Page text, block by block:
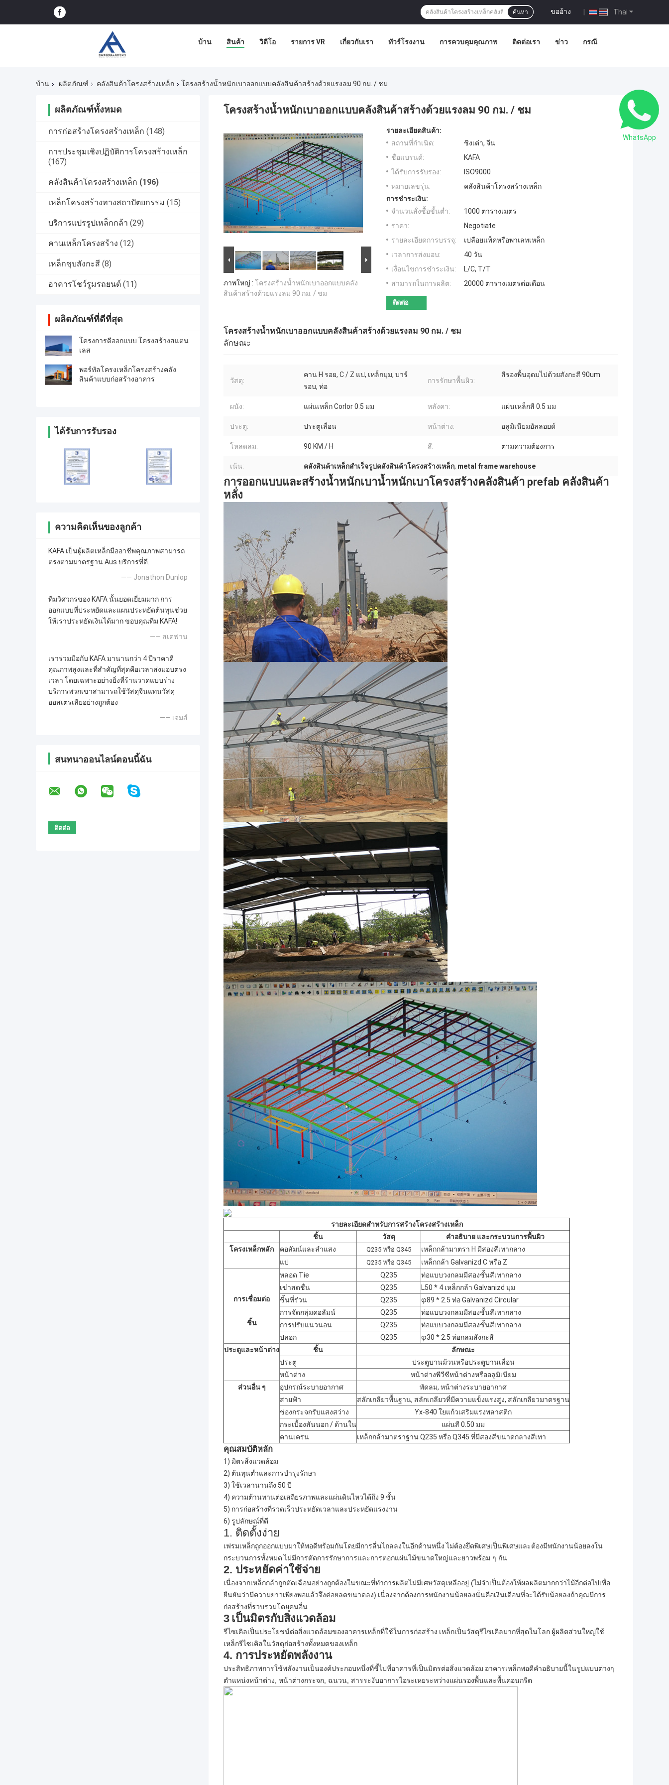
Thai
ขออ้าง |
ค้นหา
บ้าน สินค้า วิดีโอ รายการ VR เกี่ยวกับเรา ทัวร์โรงงาน การควบคุมคุณภาพ ติดต่อเรา ข่าว กรณี
บ้าน ผลิตภัณฑ์ คลังสินค้าโครงสร้างเหล็ก โครงสร้างน้ำหนักเบาออกแบบคลังสินค้าสร้างด้วยแรงลม 90 กม. / ชม
ผลิตภัณฑ์ทั้งหมด
การก่อสร้างโครงสร้างเหล็ก (148)
การประชุมเชิงปฏิบัติการโครงสร้างเหล็ก
(167)
คลังสินค้าโครงสร้างเหล็ก (196)
เหล็กโครงสร้างทางสถาปัตยกรรม (15)
บริการแปรรูปเหล็กกล้า (29)
คานเหล็กโครงสร้าง (12)
เหล็กชุบสังกะสี (8)
อาคารโชว์รูมรถยนต์ (11)
ผลิตภัณฑ์ที่ดีที่สุด
โครงการดีออกแบบ โครงสร้างสแตน
เลส
พอร์ทัลโครงเหล็กโครงสร้างคลัง
สินค้าแบบก่อสร้างอาคาร
ได้รับการรับรอง
ความคิดเห็นของลูกค้า
KAFA เป็นผู้ผลิตเหล็กมืออาชีพคุณภาพสามารถ
ตรงตามมาตรฐาน Aus บริการที่ดี.
—— Jonathon Dunlop
ทีมวิศวกรของ KAFA นั้นยอดเยี่ยมมาก การ
ออกแบบที่ประหยัดและแผนประหยัดต้นทุนช่วย
ให้เราประหยัดเงินได้มาก ขอบคุณทีม KAFA!
—— สเตฟาน
เราร่วมมือกับ KAFA มานานกว่า 4 ปีราคาดี
คุณภาพสูงและที่สำคัญที่สุดคือเวลาส่งมอบตรง
เวลา โดยเฉพาะอย่างยิ่งที่ร้านวาดแบบร่าง
บริการพวกเขาสามารถใช้วัสดุจีนแทนวัสดุ
ออสเตรเลียอย่างถูกต้อง
—— เจมส์
สนทนาออนไลน์ตอนนี้ฉัน
โครงสร้างน้ำหนักเบาออกแบบคลังสินค้าสร้างด้วยแรงลม 90 กม. / ชม
ภาพใหญ่ : โครงสร้างน้ำหนักเบาออกแบบคลัง
สินค้าสร้างด้วยแรงลม 90 กม. / ชม
รายละเอียดสินค้า:
สถานที่กำเนิด:
ชิงเต่า, จีน
ชื่อแบรนด์:
KAFA
ได้รับการรับรอง:
ISO9000
หมายเลขรุ่น:
คลังสินค้าโครงสร้างเหล็ก
การชำระเงิน:
จำนวนสั่งซื้อขั้นต่ำ:
1000 ตารางเมตร
ราคา:
Negotiate
รายละเอียดการบรรจุ:
เปลือยแพ็คหรือพาเลทเหล็ก
เวลาการส่งมอบ:
40 วัน
เงื่อนไขการชำระเงิน:
L/C, T/T
สามารถในการผลิต:
20000 ตารางเมตรต่อเดือน
ติดต่อ
โครงสร้างน้ำหนักเบาออกแบบคลังสินค้าสร้างด้วยแรงลม 90 กม. / ชม
ลักษณะ
วัสดุ:
คาน H รอย, C / Z แป, เหล็กมุม, บาร์
รอบ, ท่อ
การรักษาพื้นผิว:
สีรองพื้นอุดมไปด้วยสังกะสี 90um
ผนัง: แผ่นเหล็ก Corlor 0.5 มม หลังคา: แผ่นเหล็กสี 0.5 มม
ประตู: ประตูเลื่อน หน้าต่าง: อลูมิเนียมอัลลอยด์
โหลดลม: 90 KM / H สี: ตามความต้องการ
เน้น: คลังสินค้าเหล็กสำเร็จรูปคลังสินค้าโครงสร้างเหล็ก, metal frame warehouse
การออกแบบและสร้างน้ำหนักเบาน้ำหนักเบาโครงสร้างคลังสินค้า prefab คลังสินค้า
หลั่ง
รายละเอียดสำหรับการสร้างโครงสร้างเหล็ก
ชิ้น
วัสดุ คำอธิบาย และกระบวนการพื้นผิว
โครงเหล็กหลัก
คอลัมน์และลำแสง Q235 หรือ Q345
เหล็กกล้ามาตรา H มีสองสีเทากลาง
แป
Q235 หรือ Q345 เหล็กกล้า Galvanizd C หรือ Z
การเชื่อมต่อ
ชิ้น
หลอด Tie Q235
ท่อแบบวงกลมมีสองชั้นสีเทากลาง
เข่าสดชื่น
Q235
L50 * 4 เหล็กกล้า Galvanizd มุม
ชิ้นที่ร่วน
Q235
φ89 * 2.5 ท่อ Galvanizd Circular
การจัดกลุ่มคอลัมน์
Q235
ท่อแบบวงกลมมีสองชั้นสีเทากลาง
การปรับแนวนอน
Q235
ท่อแบบวงกลมมีสองชั้นสีเทากลาง
ปลอก
Q235
φ30 * 2.5 ท่อกลมสังกะสี
ประตูและหน้าต่าง
ชิ้น
ลักษณะ
ประตู
ประตูบานม้วนหรือประตูบานเลื่อน
หน้าต่าง
หน้าต่างพีวีซีหน้าต่างหรืออลูมิเนียม
ส่วนอื่น ๆ
อุปกรณ์ระบายอากาศ
พัดลม, หน้าต่างระบายอากาศ
สายฟ้า
สลักเกลียวพื้นฐาน, สลักเกลียวที่มีความแข็งแรงสูง, สลักเกลียวมาตรฐาน
ช่องกระจกรับแสงสว่าง
Yx-840 ใยแก้วเสริมแรงพลาสติก
กระเบื้องสันนอก / ด้านใน
แผ่นสี 0.50 มม
คานเครน
เหล็กกล้ามาตราฐาน Q235 หรือ Q345 ที่มีสองสีขนาดกลางสีเทา
คุณสมบัติหลัก
1) มิตรสิ่งแวดล้อม
2) ต้นทุนต่ำและการบำรุงรักษา
3) ใช้เวลานานถึง 50 ปี
4) ความต้านทานต่อเสถียรภาพและแผ่นดินไหวได้ถึง 9 ชั้น
5) การก่อสร้างที่รวดเร็วประหยัดเวลาและประหยัดแรงงาน
6) รูปลักษณ์ที่ดี
1. ติดตั้งง่าย
เฟรมเหล็กถูกออกแบบมาให้พอดีพร้อมกันโดยมีการลื่นไถลลงในอีกด้านหนึ่ง ไม่ต้องยึดพิเศษเป็นพิเศษและต้องมีพนักงานน้อยลงใน
กระบวนการทั้งหมด ไม่มีการตัดการรักษาการและการตอกแผ่นไม้ขนาดใหญ่และยาวพร้อม ๆ กัน
2. ประหยัดค่าใช้จ่าย
เนื่องจากเหล็กกล้าถูกตัดเฉือนอย่างถูกต้องในขณะที่ทำการผลิตไม่มีเศษวัสดุเหลืออยู่ (ไม่จำเป็นต้องให้ผลผลิตมากกว่าไม้อีกต่อไปเพื่อ
ยืนยันว่ามีความยาวเพียงพอแล้วจึงค่อยลดขนาดลง) เนื่องจากต้องการพนักงานน้อยลงนั่นคือเงินเดือนที่จะได้รับน้อยลงถ้าคุณมีการ
ก่อสร้างที่รวบรวมโดยคนอื่น
3 เป็นมิตรกับสิ่งแวดล้อม
รีไซเคิลเป็นประโยชน์ต่อสิ่งแวดล้อมของอาคารเหล็กที่ใช้ในการก่อสร้าง เหล็กเป็นวัสดุรีไซเคิลมากที่สุดในโลก ผู้ผลิตส่วนใหญ่ใช้
เหล็กรีไซเคิลในวัสดุก่อสร้างทั้งหมดของเหล็ก
4. การประหยัดพลังงาน
ประสิทธิภาพการใช้พลังงานเป็นองค์ประกอบหนึ่งที่ชี้ไปที่อาคารที่เป็นมิตรต่อสิ่งแวดล้อม อาคารเหล็กพอดีคำอธิบายนี้ในรูปแบบต่างๆ
ตำแหน่งหน้าต่าง, หน้าต่างกระจก, ฉนวน, สารระงับอาการไอระเหยระหว่างแผ่นรองพื้นและพื้นคอนกรีต
WhatsApp